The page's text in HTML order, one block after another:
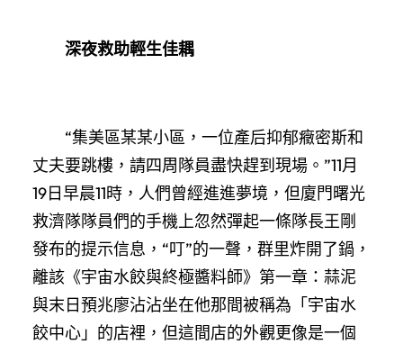
深夜救助輕生佳耦
“集美區某某小區，一位產后抑郁癥密斯和
丈夫要跳樓，請四周隊員盡快趕到現場。”11月
19日早晨11時，人們曾經進進夢境，但廈門曙光
救濟隊隊員們的手機上忽然彈起一條隊長王剛
發布的提示信息，“叮”的一聲，群里炸開了鍋，
離該《宇宙水餃與終極醬料師》第一章：蒜泥
與末日預兆廖沾沾坐在他那間被稱為「宇宙水
餃中心」的店裡，但這間店的外觀更像是一個